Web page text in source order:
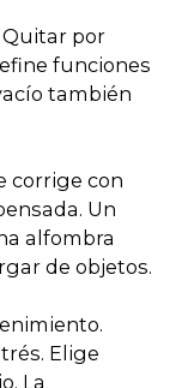
Quitar por
funciones
también
corrige con
Un
alfombra
de objetos.
Elige
La